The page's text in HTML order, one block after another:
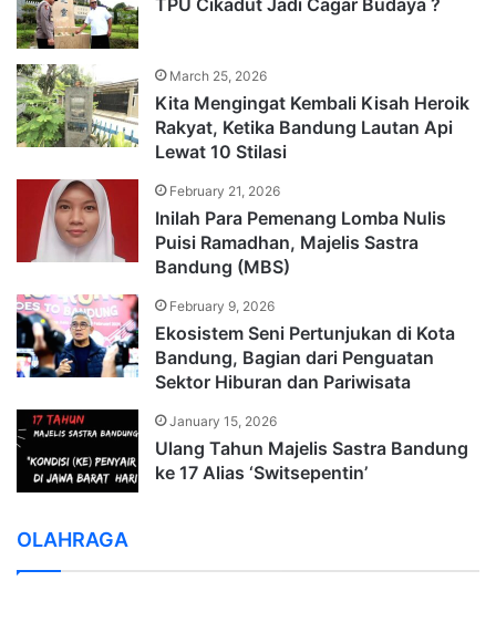
March 25, 2026
Kita Mengingat Kembali Kisah Heroik
Rakyat, Ketika Bandung Lautan Api
Lewat 10 Stilasi
February 21, 2026
Inilah Para Pemenang Lomba Nulis
Puisi Ramadhan, Majelis Sastra
Bandung (MBS)
February 9, 2026
Ekosistem Seni Pertunjukan di Kota
Bandung, Bagian dari Penguatan
Sektor Hiburan dan Pariwisata
January 15, 2026
Ulang Tahun Majelis Sastra Bandung
ke 17 Alias ‘Switsepentin’
OLAHRAGA